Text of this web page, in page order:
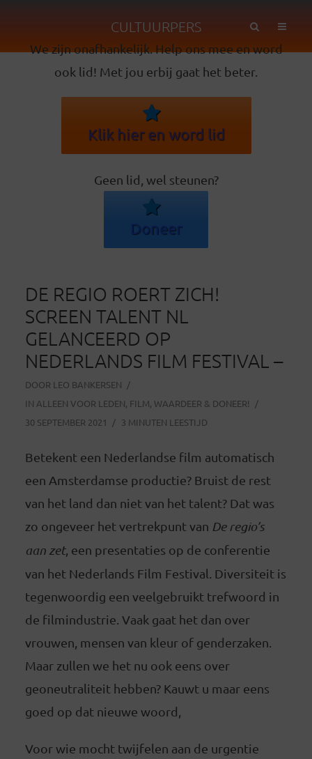
CULTUURPERS
We zijn onafhankelijk. Help ons mee en word
ook lid! Met jou erbij gaat het beter.
Klik hier en word lid
Geen lid, wel steunen?
Doneer
DE REGIO ROERT ZICH!
SCREEN TALENT NL
GELANCEERD OP
NEDERLANDS FILM FESTIVAL –
DOOR LEO BANKERSEN
IN ALLEEN VOOR LEDEN, FILM, WAARDEER & DONEER!
30 SEPTEMBER 2021
3 MINUTEN LEESTIJD
Betekent een Nederlandse film automatisch
een Amsterdamse productie? Bruist de rest
van het land dan niet van het talent? Dat was
zo ongeveer het vertrekpunt van De regio’s
aan zet, een presentaties op de conferentie
van het Nederlands Film Festival. Diversiteit is
tegenwoordig een veelgebruikt trefwoord in
de filmindustrie. Vaak gaat het dan over
vrouwen, mensen van kleur of genderzaken.
Maar zullen we het nu ook eens over
geoneutraliteit hebben? Kauwt u maar eens
goed op dat nieuwe woord,
Voor wie mocht twijfelen aan de urgentie